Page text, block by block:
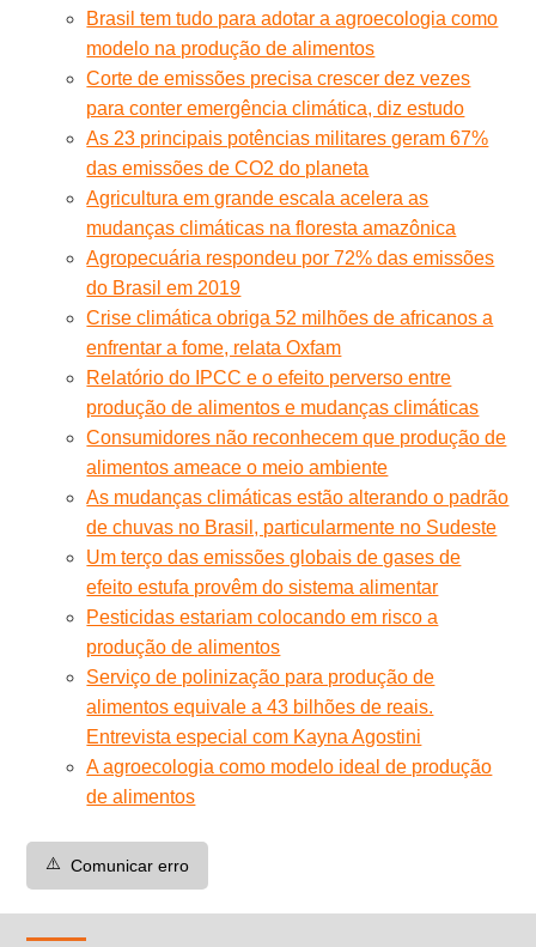
Brasil tem tudo para adotar a agroecologia como
modelo na produção de alimentos
Corte de emissões precisa crescer dez vezes
para conter emergência climática, diz estudo
As 23 principais potências militares geram 67%
das emissões de CO2 do planeta
Agricultura em grande escala acelera as
mudanças climáticas na floresta amazônica
Agropecuária respondeu por 72% das emissões
do Brasil em 2019
Crise climática obriga 52 milhões de africanos a
enfrentar a fome, relata Oxfam
Relatório do IPCC e o efeito perverso entre
produção de alimentos e mudanças climáticas
Consumidores não reconhecem que produção de
alimentos ameace o meio ambiente
As mudanças climáticas estão alterando o padrão
de chuvas no Brasil, particularmente no Sudeste
Um terço das emissões globais de gases de
efeito estufa provêm do sistema alimentar
Pesticidas estariam colocando em risco a
produção de alimentos
Serviço de polinização para produção de
alimentos equivale a 43 bilhões de reais.
Entrevista especial com Kayna Agostini
A agroecologia como modelo ideal de produção
de alimentos
⚠️ Comunicar erro